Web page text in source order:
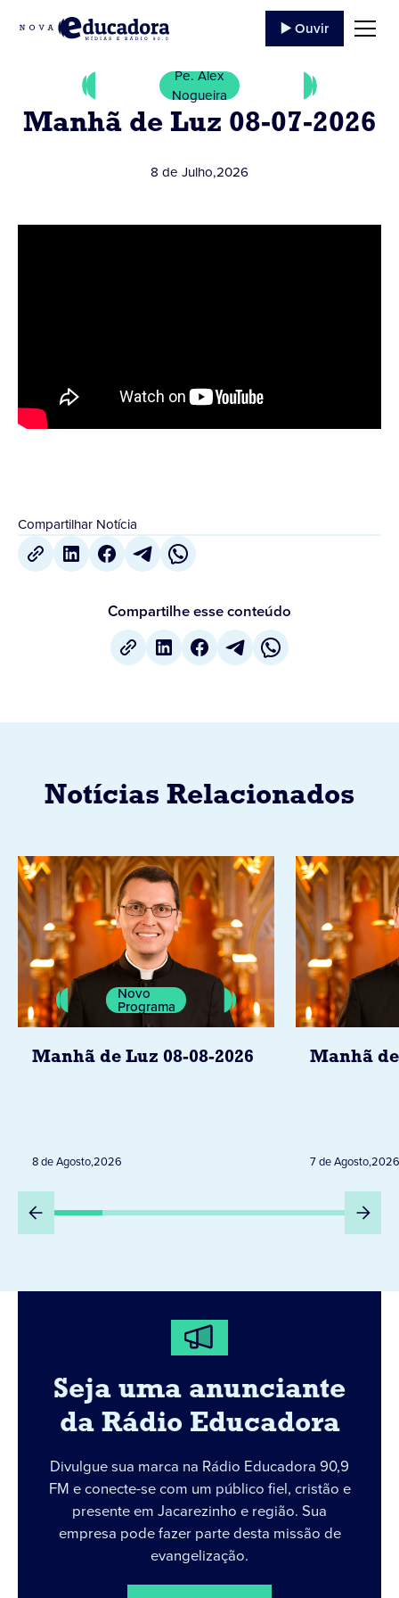
▶️ Ouvir
Pe. Alex
Nogueira
Manhã de Luz 08-07-2026
8 de Julho,2026
Compartilhar Notícia
Compartilhe esse conteúdo
Notícias Relacionados
Novo
Programa
Manhã de Luz 08-08-2026
8 de Agosto,2026
Manhã de
7 de Agosto,2026
Seja uma anunciante
da Rádio Educadora
Divulgue sua marca na Rádio Educadora 90,9
FM e conecte-se com um público fiel, cristão e
presente em Jacarezinho e região. Sua
empresa pode fazer parte desta missão de
evangelização.